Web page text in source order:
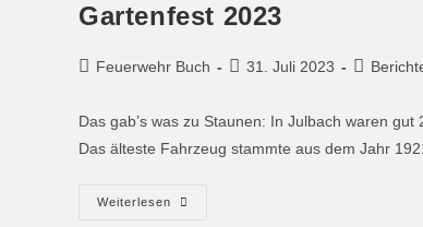
Gartenfest 2023
Feuerwehr Buch 31. Juli 2023
Das gab’s was zu Staunen: In Julbach waren
Das älteste Fahrzeug stammte aus dem Jahr
Weiterlesen